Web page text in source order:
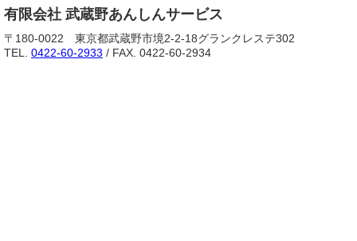
有限会社 武蔵野あんしんサービス
〒180-0022 東京都武蔵野市境2-2-18グランクレステ302
TEL. 0422-60-2933 / FAX. 0422-60-2934